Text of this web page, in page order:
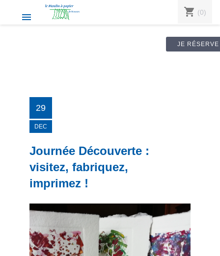
 shopping_cart (0)
JE RÉSERVE
29
DEC
Journée Découverte :
visitez, fabriquez,
imprimez !